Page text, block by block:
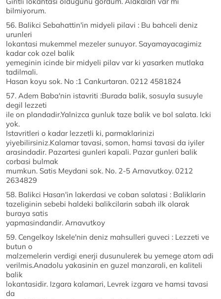
bilmiyorum.
56. Balikci Sebahattin'in midyeli pilavi : Bu bahceli deniz
urunleri
lokantasi mukemmel mezeler sunuyor. Sayamayacagimiz
kadar cok ozel balik
yemeginin icinde bir midyeli pilav var ki yasarken mutlaka
tadilmali.
Hasan koyu sok. No :1 Cankurtaran. 0212 4581824
57. Adem Baba'nin istavriti :Burada balik, sosuyla susuyle
degil lezzeti
ile on plandadir.Yalnizca gunluk taze balik ve bol salata. Icki
yok.
Istavritleri o kadar lezzetli ki, parmaklarinizi
yiyebilirsiniz.Kalamar tavasi, somon, hamsi tavasi da iyiler
arasindadir. Pazartesi gunleri kapali. Pazar gunleri balik
corbasi bulmak
mumkun. Satis Meydani sok. No. 2-5 Arnavutkoy. 0212
2634829
58. Balikci Hasan'in lakerdasi ve coban salatasi : Baliklarin
tazeliginin sebebi haldeki balikcilarin sabah ilk olarak
buraya satis
yapmasindandir. Arnavutkoy
59. Cengelkoy Iskele'nin deniz mahsulleri guveci : Lezzeti ve
butun o
malzemelerin verdigi enerji dusunulerek bu yemege atom adi
verilmis.Anadolu yakasinin en guzel manzarali, en kaliteli
balik
lokantasidir. Izgara kalamari, Levrek izgara ve hamsi tavasi
da